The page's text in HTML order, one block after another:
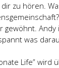
zu hören.
gewöhnt. Andy
was
Life” wird